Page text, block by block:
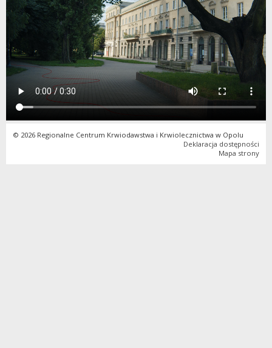
© 2026 Regionalne Centrum Krwiodawstwa i Krwiolecznictwa w Opolu
Deklaracja dostępności
Mapa strony